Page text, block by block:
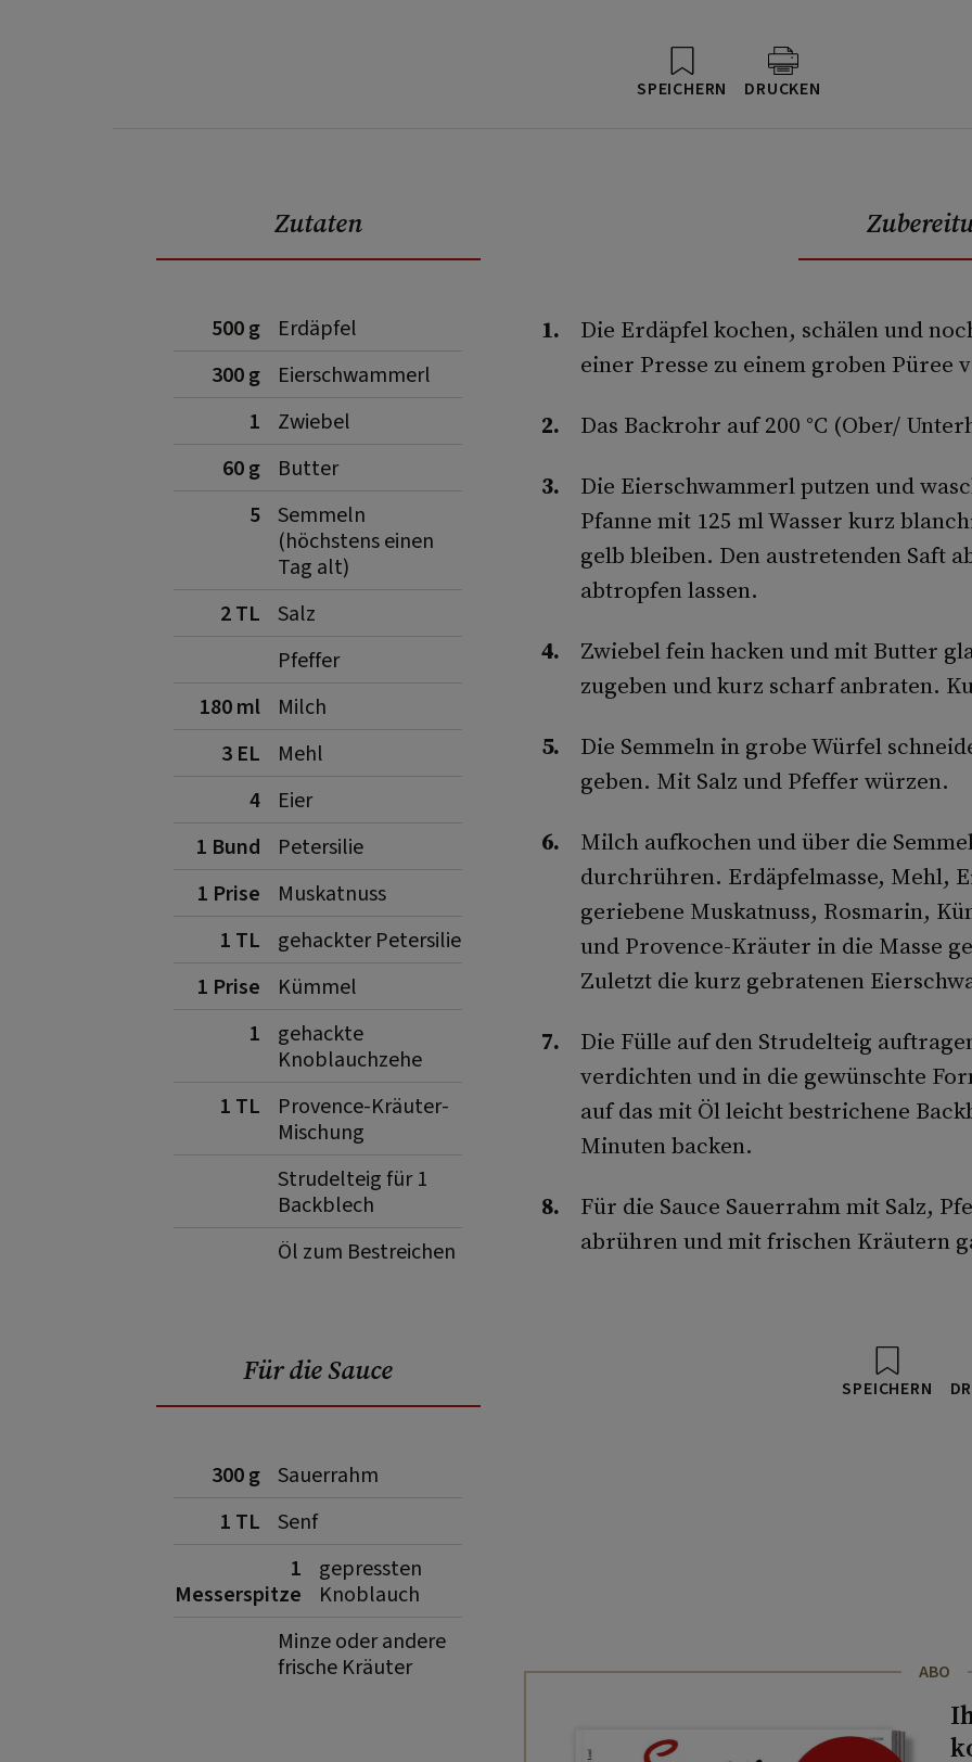
SPEICHERN DRUCKEN
Zutaten
500 g
Erdäpfel
300 g
Eierschwammerl
1
Zwiebel
60 g
Butter
5 Semmeln
(höchstens einen
Tag alt)
2 TL
Salz
Pfeffer
180 ml
Milch
3 EL
Mehl
4
Eier
1 Bund
Petersilie
1 Prise
Muskatnuss
1 TL
gehackter Petersilie
1 Prise
Kümmel
1
gehackte
Knoblauchzehe
1 TL
Provence-Kräuter-
Mischung
Strudelteig für 1
Backblech
Öl zum Bestreichen
Für die Sauce
300 g Sauerrahm
1 TL
Senf
1
Messerspitze
gepressten
Knoblauch
Minze oder andere
frische Kräuter
Die Erdäpfel kochen, schälen und
einer Presse zu einem groben Püree
Das Backrohr auf 200 °C (Ober/
Die Eierschwammerl putzen und
Pfanne mit 125 ml Wasser kurz
gelb bleiben. Den austretenden Saft
abtropfen lassen.
Zwiebel fein hacken und mit Butter
zugeben und kurz scharf anbraten.
Die Semmeln in grobe Würfel
geben. Mit Salz und Pfeffer würzen.
Milch aufkochen und über die
durchrühren. Erdäpfelmasse, Mehl,
geriebene Muskatnuss, Rosmarin,
und Provence-Kräuter in die Masse
Zuletzt die kurz gebratenen
Die Fülle auf den Strudelteig
verdichten und in die gewünschte
auf das mit Öl leicht bestrichene
Minuten backen.
Für die Sauce Sauerrahm mit Salz,
abrühren und mit frischen Kräutern
SPEICHERN
ABO